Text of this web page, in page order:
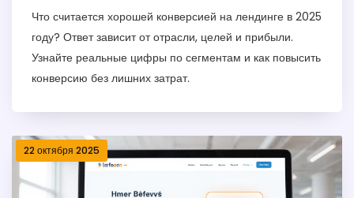
Что считается хорошей конверсией на лендинге в 2025
году? Ответ зависит от отрасли, целей и прибыли.
Узнайте реальные цифры по сегментам и как повысить
конверсию без лишних затрат.
22 октября 2025